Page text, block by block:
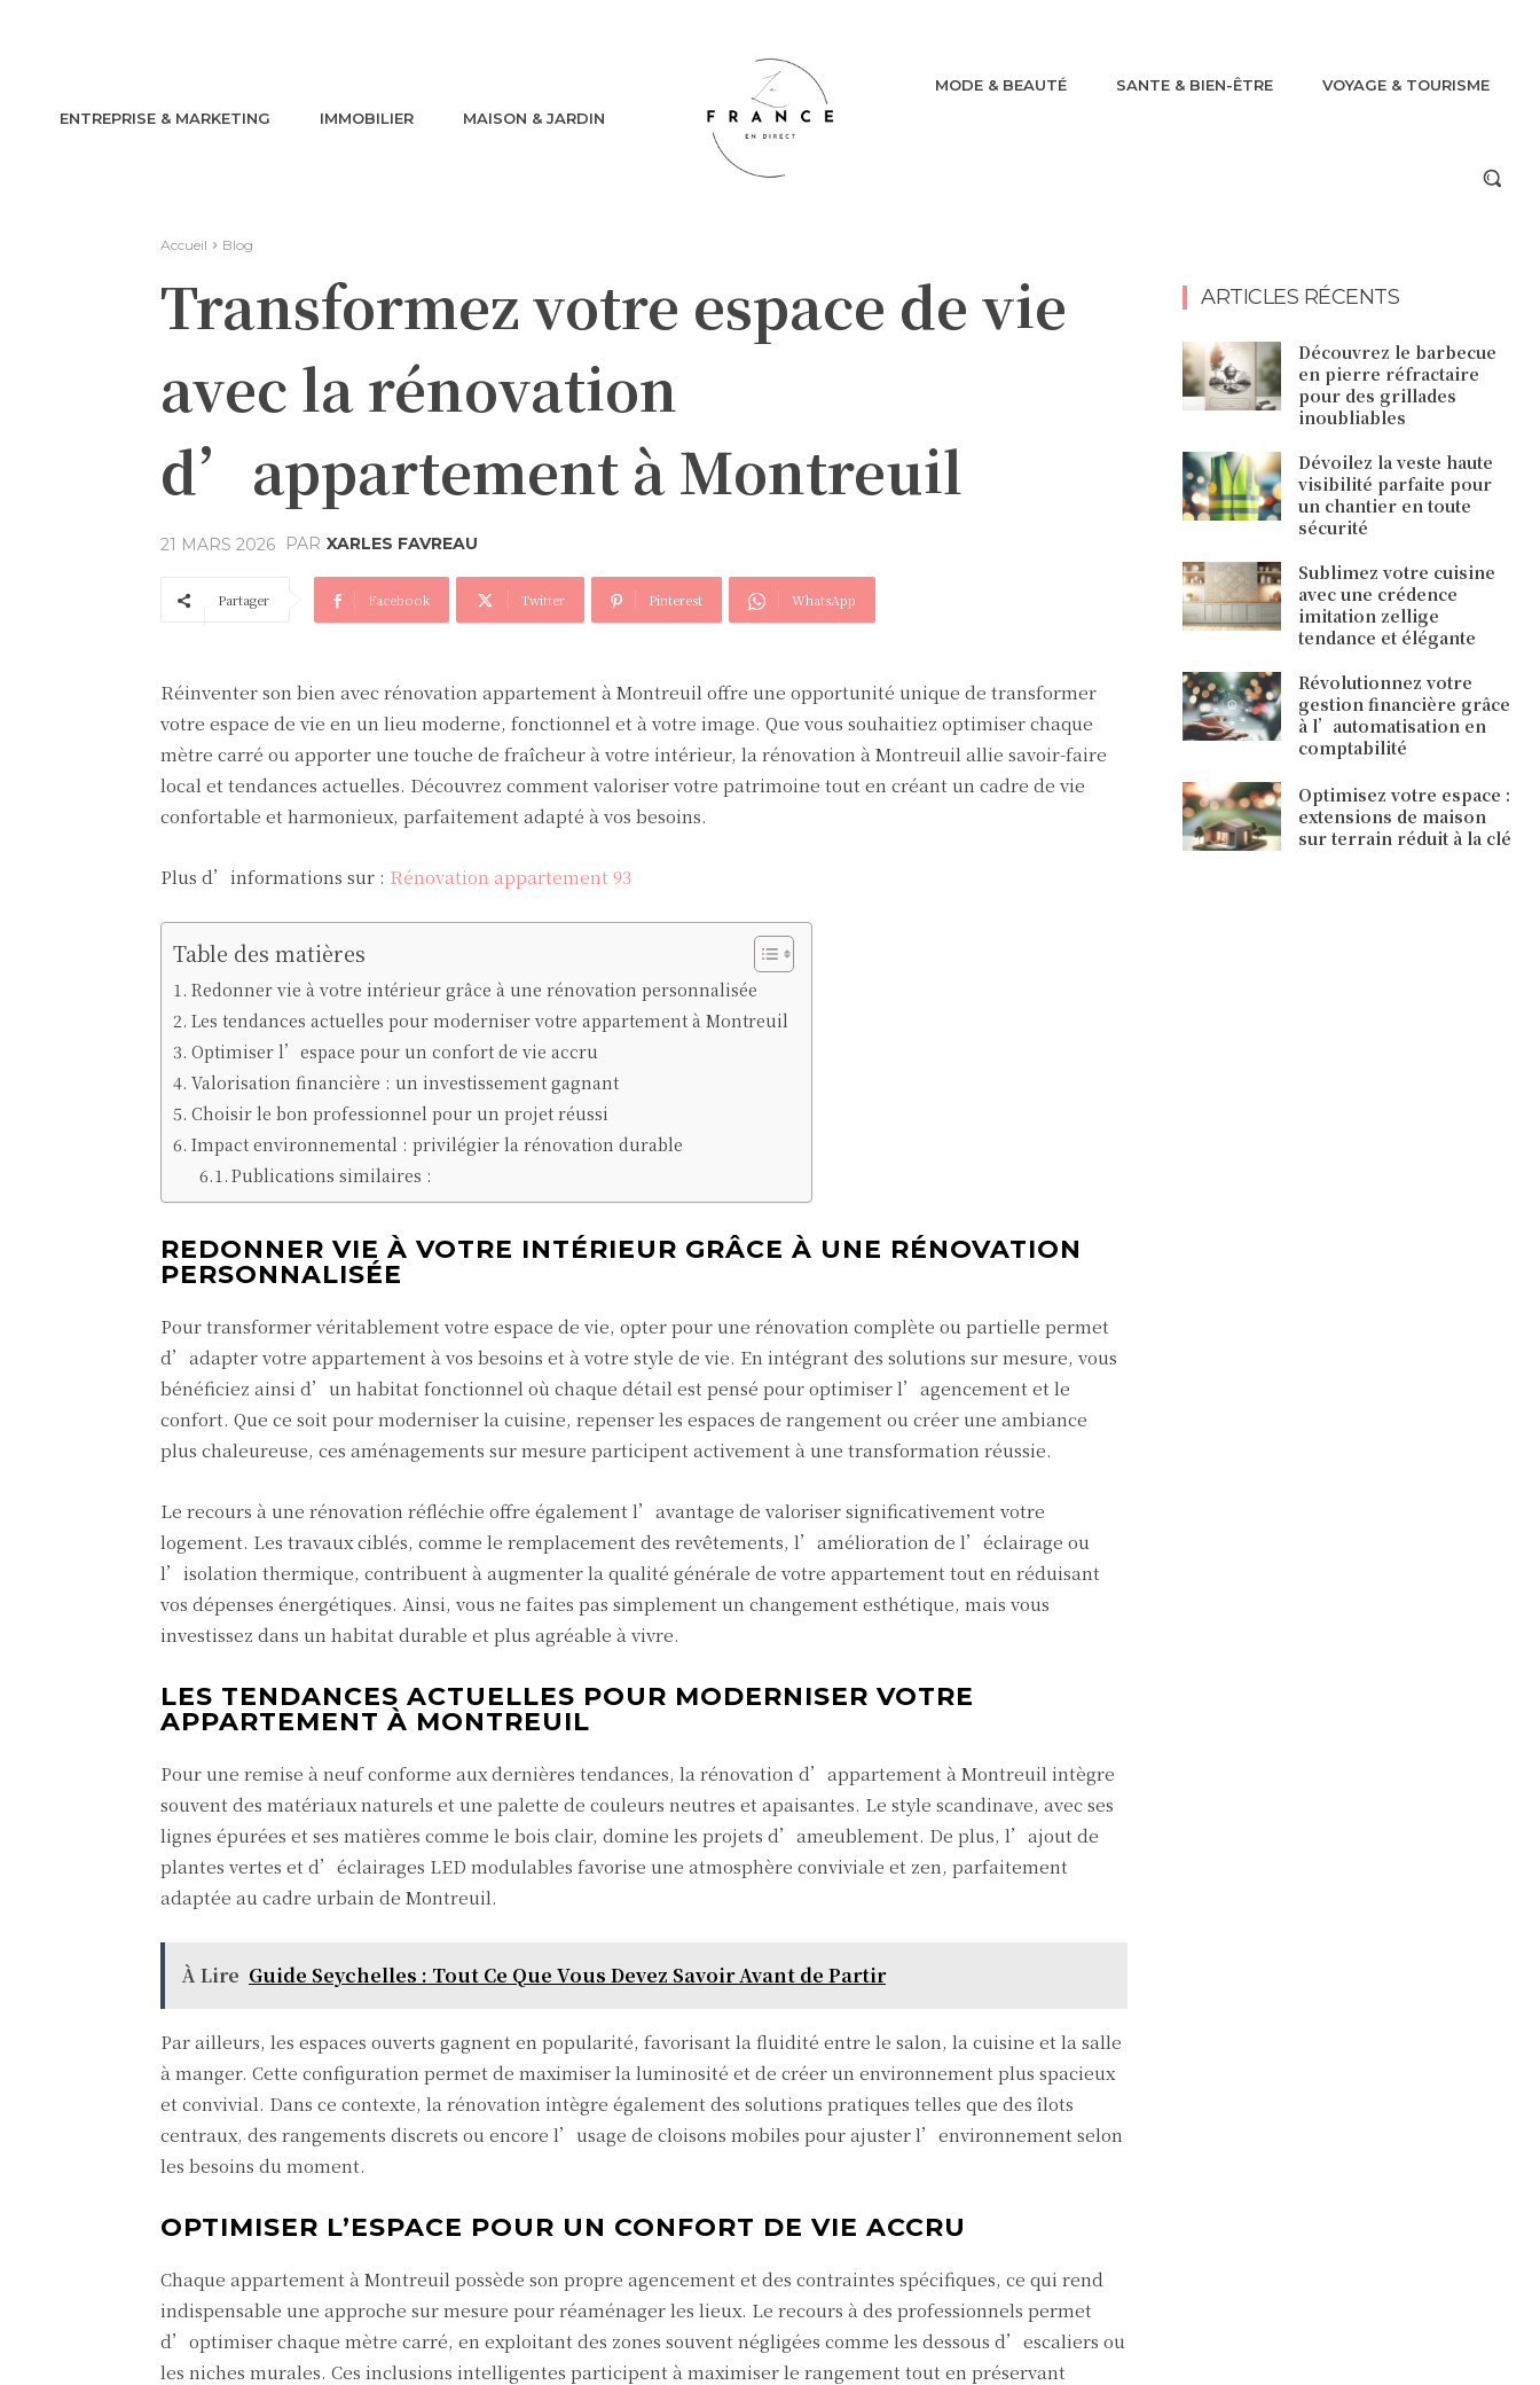
ENTREPRISE & MARKETING IMMOBILIER MAISON & JARDIN
MODE & BEAUTÉ SANTE & BIEN-ÊTRE VOYAGE & TOURISME
Accueil Blog
Transformez votre espace de vie
avec la rénovation
d’appartement à Montreuil
21 MARS 2026 PAR XARLES FAVREAU
Partager Facebook Twitter Pinterest WhatsApp
Réinventer son bien avec rénovation appartement à Montreuil offre une opportunité unique de transformer
votre espace de vie en un lieu moderne, fonctionnel et à votre image. Que vous souhaitiez optimiser chaque
mètre carré ou apporter une touche de fraîcheur à votre intérieur, la rénovation à Montreuil allie savoir-faire
local et tendances actuelles. Découvrez comment valoriser votre patrimoine tout en créant un cadre de vie
confortable et harmonieux, parfaitement adapté à vos besoins.
Plus d’informations sur : Rénovation appartement 93
Table des matières
Redonner vie à votre intérieur grâce à une rénovation personnalisée
Les tendances actuelles pour moderniser votre appartement à Montreuil
Optimiser l’espace pour un confort de vie accru
Valorisation financière : un investissement gagnant
Choisir le bon professionnel pour un projet réussi
Impact environnemental : privilégier la rénovation durable
Publications similaires :
REDONNER VIE À VOTRE INTÉRIEUR GRÂCE À UNE RÉNOVATION
PERSONNALISÉE
Pour transformer véritablement votre espace de vie, opter pour une rénovation complète ou partielle permet
d’adapter votre appartement à vos besoins et à votre style de vie. En intégrant des solutions sur mesure, vous
bénéficiez ainsi d’un habitat fonctionnel où chaque détail est pensé pour optimiser l’agencement et le
confort. Que ce soit pour moderniser la cuisine, repenser les espaces de rangement ou créer une ambiance
plus chaleureuse, ces aménagements sur mesure participent activement à une transformation réussie.
Le recours à une rénovation réfléchie offre également l’avantage de valoriser significativement votre
logement. Les travaux ciblés, comme le remplacement des revêtements, l’amélioration de l’éclairage ou
l’isolation thermique, contribuent à augmenter la qualité générale de votre appartement tout en réduisant
vos dépenses énergétiques. Ainsi, vous ne faites pas simplement un changement esthétique, mais vous
investissez dans un habitat durable et plus agréable à vivre.
LES TENDANCES ACTUELLES POUR MODERNISER VOTRE
APPARTEMENT À MONTREUIL
Pour une remise à neuf conforme aux dernières tendances, la rénovation d’appartement à Montreuil intègre
souvent des matériaux naturels et une palette de couleurs neutres et apaisantes. Le style scandinave, avec ses
lignes épurées et ses matières comme le bois clair, domine les projets d’ameublement. De plus, l’ajout de
plantes vertes et d’éclairages LED modulables favorise une atmosphère conviviale et zen, parfaitement
adaptée au cadre urbain de Montreuil.
À Lire Guide Seychelles : Tout Ce Que Vous Devez Savoir Avant de Partir
Par ailleurs, les espaces ouverts gagnent en popularité, favorisant la fluidité entre le salon, la cuisine et la salle
à manger. Cette configuration permet de maximiser la luminosité et de créer un environnement plus spacieux
et convivial. Dans ce contexte, la rénovation intègre également des solutions pratiques telles que des îlots
centraux, des rangements discrets ou encore l’usage de cloisons mobiles pour ajuster l’environnement selon
les besoins du moment.
OPTIMISER L’ESPACE POUR UN CONFORT DE VIE ACCRU
Chaque appartement à Montreuil possède son propre agencement et des contraintes spécifiques, ce qui rend
indispensable une approche sur mesure pour réaménager les lieux. Le recours à des professionnels permet
d’optimiser chaque mètre carré, en exploitant des zones souvent négligées comme les dessous d’escaliers ou
les niches murales. Ces inclusions intelligentes participent à maximiser le rangement tout en préservant
ARTICLES RÉCENTS
Découvrez le barbecue
en pierre réfractaire
pour des grillades
inoubliables
Dévoilez la veste haute
visibilité parfaite pour
un chantier en toute
sécurité
Sublimez votre cuisine
avec une crédence
imitation zellige
tendance et élégante
Révolutionnez votre
gestion financière grâce
à l’automatisation en
comptabilité
Optimisez votre espace :
extensions de maison
sur terrain réduit à la clé